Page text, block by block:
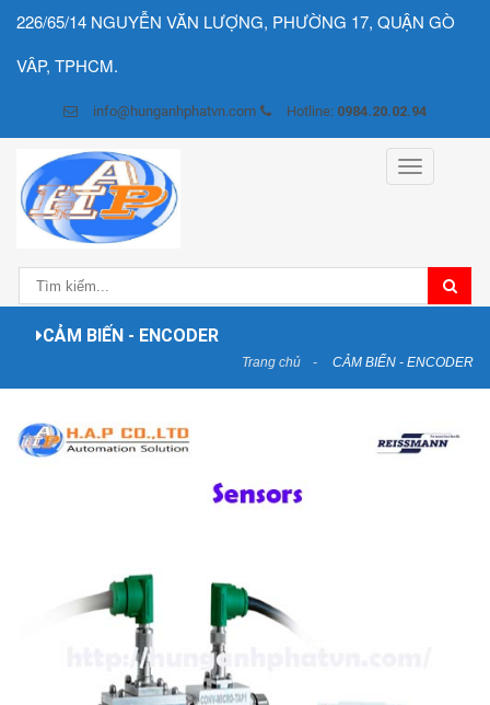
226/65/14 NGUYỄN VĂN LƯỢNG, PHƯỜNG 17, QUẬN GÒ
VÂP, TPHCM.
info@hunganhphatvn.com Hotline: 0984.20.02.94
Toggle
navigation
CẢM BIẾN - ENCODER
Trang chủ CẢM BIẾN - ENCODER